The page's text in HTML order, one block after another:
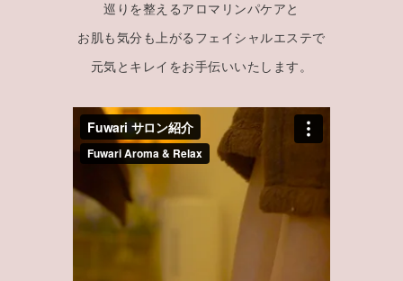
巡りを整えるアロマリンパケアと
お肌も気分も上がるフェイシャルエステで
元気とキレイをお手伝いいたします。